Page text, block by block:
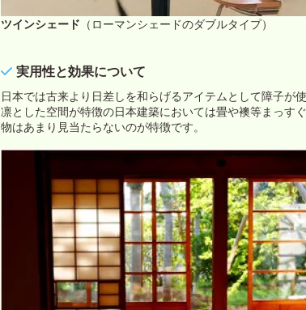
ツインシェード （ローマンシェードのダブルタイプ）
実用性と効果について
日本では古来より日差しを和らげるアイテムとして障子が
凛とした空間が特徴の日本建築においては畳や襖等まっす
物はあまり見当たらないのが特徴です。